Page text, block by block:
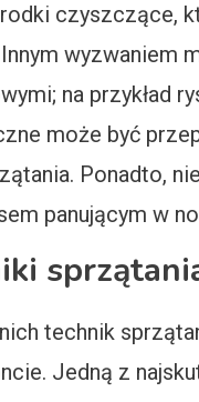
czyszczące,
wyzwaniem
na przykład
może być
Ponadto,
panującym w
technik
Jedną z